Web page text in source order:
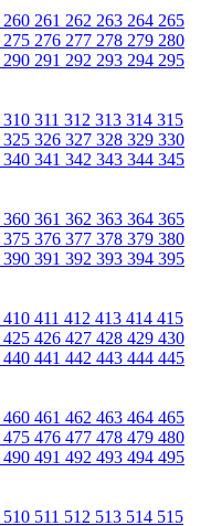
260 261 262 263 264 265
275 276 277 278 279 280
290 291 292 293 294 295
310 311 312 313 314 315
325 326 327 328 329 330
340 341 342 343 344 345
360 361 362 363 364 365
375 376 377 378 379 380
390 391 392 393 394 395
410 411 412 413 414 415
425 426 427 428 429 430
440 441 442 443 444 445
460 461 462 463 464 465
475 476 477 478 479 480
490 491 492 493 494 495
510 511 512 513 514 515